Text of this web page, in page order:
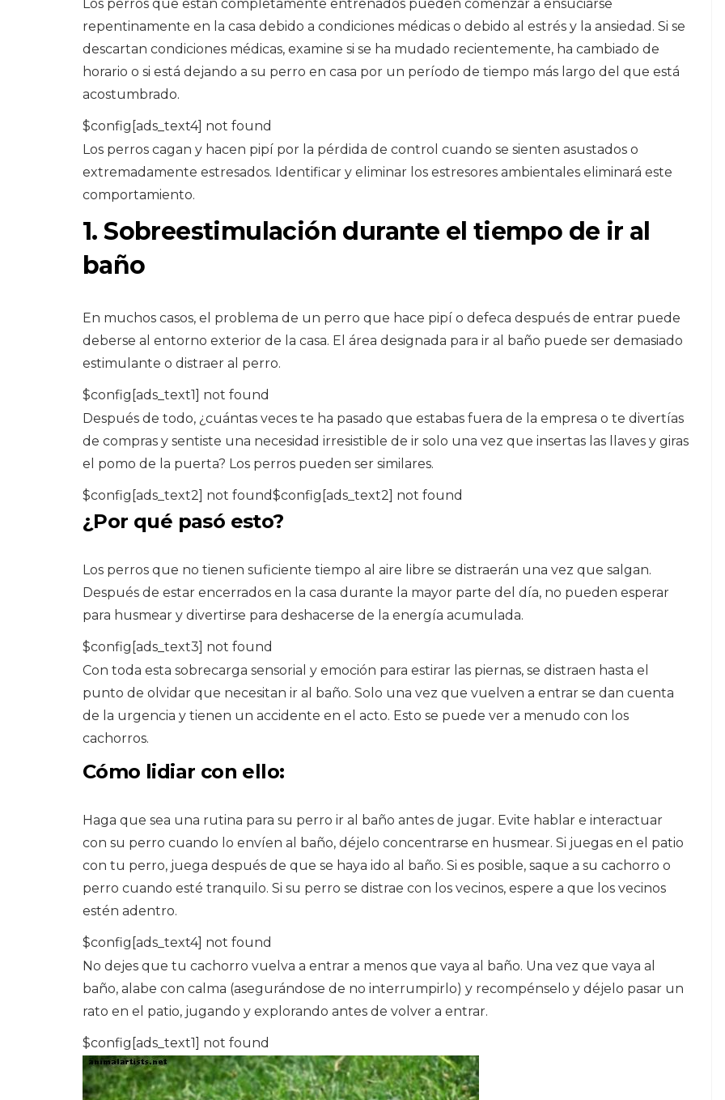
Los perros que están completamente entrenados pueden comenzar a ensuciarse
repentinamente en la casa debido a condiciones médicas o debido al estrés y la ansiedad. Si se
descartan condiciones médicas, examine si se ha mudado recientemente, ha cambiado de
horario o si está dejando a su perro en casa por un período de tiempo más largo del que está
acostumbrado.
$config[ads_text4] not found
Los perros cagan y hacen pipí por la pérdida de control cuando se sienten asustados o
extremadamente estresados. Identificar y eliminar los estresores ambientales eliminará este
comportamiento.
1. Sobreestimulación durante el tiempo de ir al
baño
En muchos casos, el problema de un perro que hace pipí o defeca después de entrar puede
deberse al entorno exterior de la casa. El área designada para ir al baño puede ser demasiado
estimulante o distraer al perro.
$config[ads_text1] not found
Después de todo, ¿cuántas veces te ha pasado que estabas fuera de la empresa o te divertías
de compras y sentiste una necesidad irresistible de ir solo una vez que insertas las llaves y giras
el pomo de la puerta? Los perros pueden ser similares.
$config[ads_text2] not found$config[ads_text2] not found
¿Por qué pasó esto?
Los perros que no tienen suficiente tiempo al aire libre se distraerán una vez que salgan.
Después de estar encerrados en la casa durante la mayor parte del día, no pueden esperar
para husmear y divertirse para deshacerse de la energía acumulada.
$config[ads_text3] not found
Con toda esta sobrecarga sensorial y emoción para estirar las piernas, se distraen hasta el
punto de olvidar que necesitan ir al baño. Solo una vez que vuelven a entrar se dan cuenta
de la urgencia y tienen un accidente en el acto. Esto se puede ver a menudo con los
cachorros.
Cómo lidiar con ello:
Haga que sea una rutina para su perro ir al baño antes de jugar. Evite hablar e interactuar
con su perro cuando lo envíen al baño, déjelo concentrarse en husmear. Si juegas en el patio
con tu perro, juega después de que se haya ido al baño. Si es posible, saque a su cachorro o
perro cuando esté tranquilo. Si su perro se distrae con los vecinos, espere a que los vecinos
estén adentro.
$config[ads_text4] not found
No dejes que tu cachorro vuelva a entrar a menos que vaya al baño. Una vez que vaya al
baño, alabe con calma (asegurándose de no interrumpirlo) y recompénselo y déjelo pasar un
rato en el patio, jugando y explorando antes de volver a entrar.
$config[ads_text1] not found